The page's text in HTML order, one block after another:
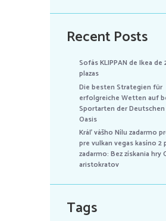
Recent Posts
Sofás KLIPPAN de Ikea de
plazas
Die besten Strategien für
erfolgreiche Wetten auf
Sportarten der
Oasis
Kráľ vášho Nílu zadarmo
pre vulkan vegas kasíno 2
zadarmo: Bez získania hry
aristokratov
Tags